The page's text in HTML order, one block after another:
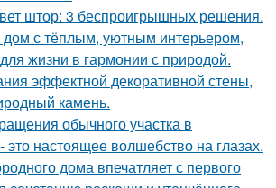
штор: 3 беспроигрышных решения.
с тёплым, уютным интерьером,
жизни в гармонии с природой.
эффектной декоративной стены,
камень.
обычного участка в
это настоящее волшебство на глазах.
дома впечатляет с первого